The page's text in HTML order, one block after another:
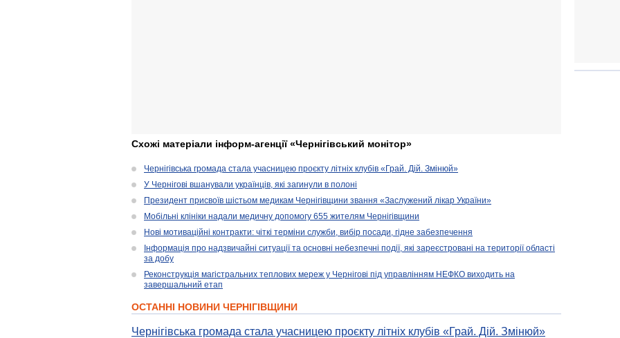
Схожі матеріали інформ-агенції «Чернігівський монітор»
Чернігівська громада стала учасницею проєкту літніх клубів «Грай. Дій. Змінюй»
У Чернігові вшанували українців, які загинули в полоні
Президент присвоїв шістьом медикам Чернігівщини звання «Заслужений лікар України»
Мобільні клініки надали медичну допомогу 655 жителям Чернігівщини
Нові мотиваційні контракти: чіткі терміни служби, вибір посади, гідне забезпечення
Інформація про надзвичайні ситуації та основні небезпечні події, які зареєстровані на території області
за добу
Реконструкція магістральних теплових мереж у Чернігові під управлінням НЕФКО виходить на
завершальний етап
ОСТАННІ НОВИНИ ЧЕРНІГІВЩИНИ
Чернігівська громада стала учасницею проєкту літніх клубів «Грай. Дій. Змінюй»